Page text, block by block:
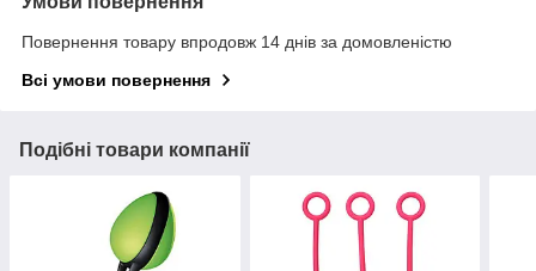
Повернення товару впродовж 14 днів за домовленістю
Всі умови повернення
Подібні товари компанії